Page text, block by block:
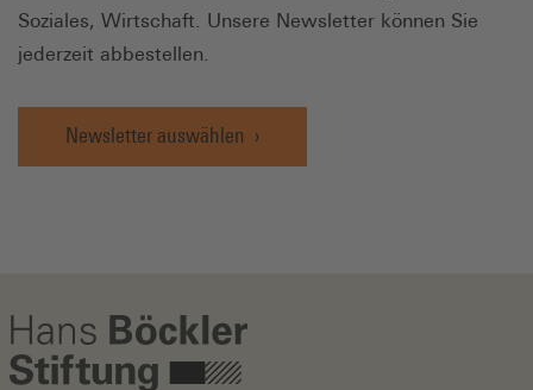
Soziales, Wirtschaft. Unsere Newsletter können Sie
jederzeit abbestellen.
Newsletter auswählen